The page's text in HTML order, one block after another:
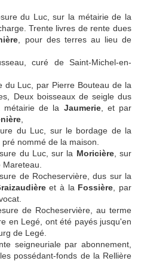
du Luc, sur la métairie de la
Trente livres de rente dues
, pour des terres au lieu de
curé de Saint-Michel-en-
du Luc, par Pierre Bouteau de la
Deux boisseaux de seigle dus
métairie de la Jaumerie, et par
du Luc, sur le bordage de la
nommé de la maison.
du Luc, sur la Moricière, sur
de Rocheservière, dus sur la
et à la Fossière , par
de Rocheservière, au terme
en Legé, ont été payés jusqu'en
de Legé.
seigneuriale par abonnement,
possédant-fonds de la Rellière